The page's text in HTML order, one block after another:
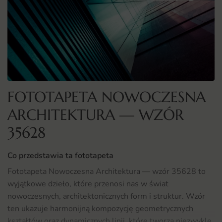
FOTOTAPETA NOWOCZESNA
ARCHITEKTURA — WZÓR
35628
Co przedstawia ta fototapeta
Fototapeta Nowoczesna Architektura — wzór 35628 to
wyjątkowe dzieło, które przenosi nas w świat
nowoczesnych, architektonicznych form i struktur. Wzór
ten ukazuje harmonijną kompozycję geometrycznych